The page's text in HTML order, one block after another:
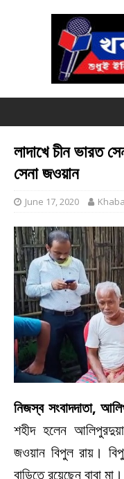
লাদাখে চীন ভারত
সেনা জওয়ান
June 17, 2020
নিজস্ব সংবাদদাতা,
শহীদ হলেন
জওয়ান বিপুল রায়।
বাড়িতে রয়েছেন বাবা মা।